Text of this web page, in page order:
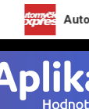
Automyčka